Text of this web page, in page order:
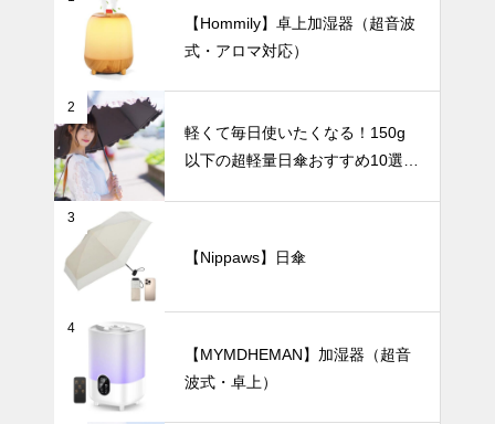
シンプルで美
しい暮らし。
北欧花瓶がつ
くる上質イン
テリア。
インテリア小物
穏やかな暮ら
しを演出す
る、和モダン
テイストの陶
め3選。
UV・雨対策
急な雨にも慌
【Hommily】卓上加湿器（超音波
式・アロマ対応）
2
軽くて毎日使いたくなる！150g
以下の超軽量日傘おすすめ10選
3
【Nippaws】日傘
4
【MYMDHEMAN】加湿器（超音
波式・卓上）